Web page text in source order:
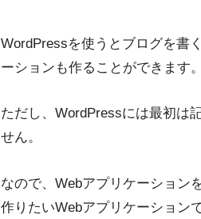
WordPressを使うとブログを書
ーションも作ることができます。
ただし、WordPressには最初は
せん。
なので、Webアプリケーション
作りたいWebアプリケーション